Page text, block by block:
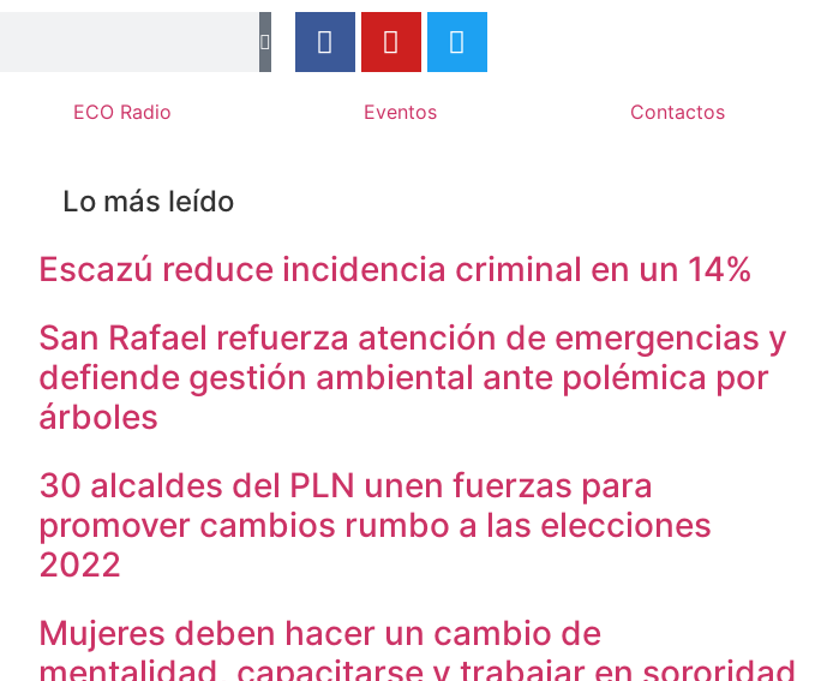
ECO Radio Eventos Contactos
Lo más leído
Escazú reduce incidencia criminal en un 14%
San Rafael refuerza atención de emergencias y
defiende gestión ambiental ante polémica por
árboles
30 alcaldes del PLN unen fuerzas para
promover cambios rumbo a las elecciones
2022
Mujeres deben hacer un cambio de
mentalidad, capacitarse y trabajar en sororidad